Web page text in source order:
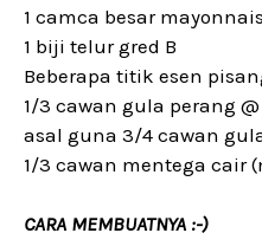
1 camca besar
1 biji telur gred B
Beberapa titik esen
1/3 cawan gula perang
asal guna 3/4 cawan
1/3 cawan mentega cair
CARA MEMBUATNYA :-)